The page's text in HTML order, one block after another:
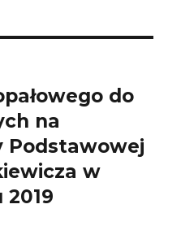
do
na
Podstawowej
w